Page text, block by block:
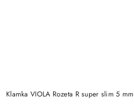
Klamka VIOLA Rozeta R super slim 5